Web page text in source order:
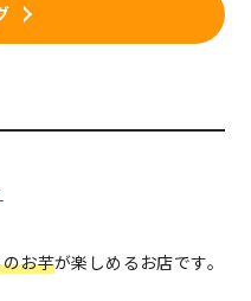
お芋が楽しめるお店です。